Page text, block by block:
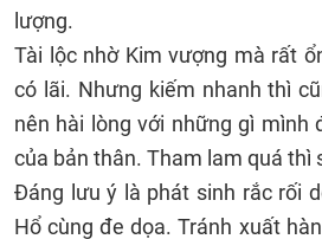
lượng.
Tài lộc nhờ Kim vượng mà rất
có lãi. Nhưng kiếm nhanh thì
nên hài lòng với những gì mình
của bản thân. Tham lam quá thì
Đáng lưu ý là phát sinh rắc rối
Hổ cùng đe dọa. Tránh xuất